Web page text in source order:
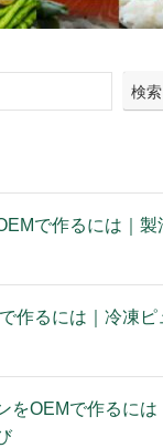
検索
で作るには｜製
作るには｜冷凍
をOEMで作るに